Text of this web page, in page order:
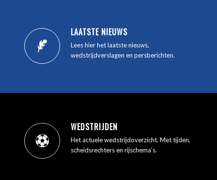
LAATSTE NIEUWS
Lees hier het laatste nieuws,
wedstrijdverslagen en persberichten.
WEDSTRIJDEN
Het actuele wedstrijdoverzicht. Met tijden,
scheidsrechters en rijschema’s.